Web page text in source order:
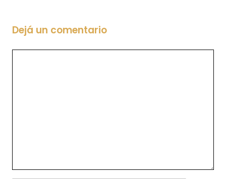
Dejá un comentario